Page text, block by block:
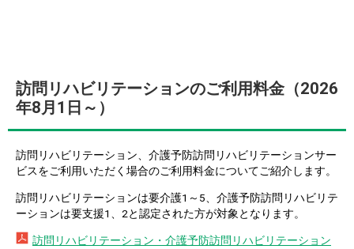
訪問リハビリテーションのご利用料金（2026
年8月1日～）
訪問リハビリテーション、介護予防訪問リハビリテーションサー
ビスをご利用いただく場合のご利用料金についてご紹介します。
訪問リハビリテーションは要介護1～5、介護予防訪問リハビリテ
ーションは要支援1、2と認定された方が対象となります。
訪問リハビリテーション・介護予防訪問リハビリテーション